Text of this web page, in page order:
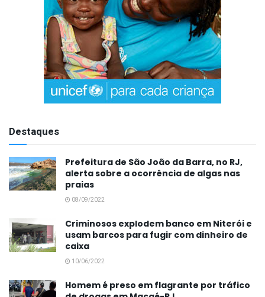
Destaques
Prefeitura de São João da Barra, no RJ,
alerta sobre a ocorrência de algas nas
praias
08/09/2022
Criminosos explodem banco em Niterói e
usam barcos para fugir com dinheiro de
caixa
10/06/2022
Homem é preso em flagrante por tráfico